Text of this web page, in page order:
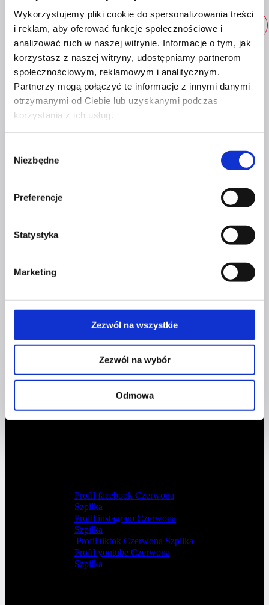
Wykorzystujemy pliki cookie do spersonalizowania treści
i reklam, aby oferować funkcje społecznościowe i
analizować ruch w naszej witrynie. Informacje o tym, jak
korzystasz z naszej witryny, udostępniamy partnerom
społecznościowym, reklamowym i analitycznym.
Partnerzy mogą połączyć te informacje z innymi danymi
otrzymanymi od Ciebie lub uzyskanymi podczas
korzystania z ich usług.
zgody
Niezbędne
Preferencje
Statystyka
Marketing
Zezwól na wszystkie
Zezwól na wybór
Odmowa
149zł Dodaj do koszyka
OPIS
Instagram jest miejscem, które daje duże
możliwości biznesowe.
Profil facebook Czerwona
Szpilka
Profil instagram Czerwona
Szpilka
Profil tiktok Czerwona Szpilka
Profil youtube Czerwona
Szpilka